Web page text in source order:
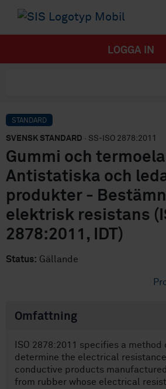
LOGGA IN
STANDARD
SVENSK STANDARD · SS-ISO 2878:2011
Gummi och
Antistatiska och
produkter -
elektrisk resistans
2878:2011, IDT)
Status: Gällande
Omfattning
ISO 2878:2011 specifies a
determine the electrical
conductive products
from rubber whose electrical